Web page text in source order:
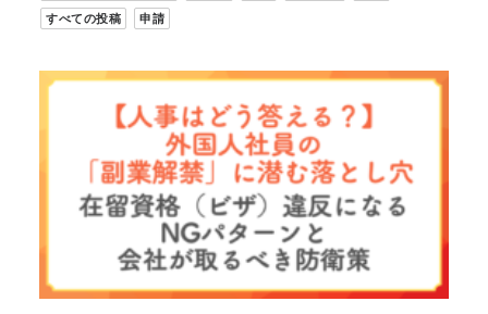
すべての投稿
申請